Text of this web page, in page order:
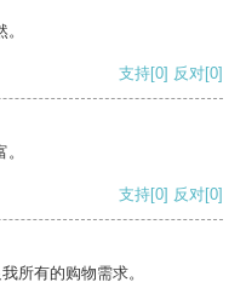
支持[0] 反对[0]
支持[0] 反对[0]
所有的购物需求。